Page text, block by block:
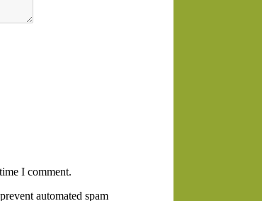
I comment.
automated spam